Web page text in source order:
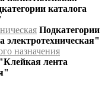
каталога
Подкатегории
электротехническая"
назначения
лента